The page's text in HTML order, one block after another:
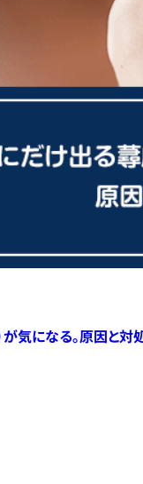
気になる。原因と対